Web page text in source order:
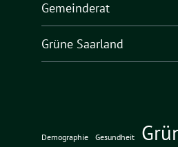
Gemeinderat
Grüne Saarland
Demographie Gesundheit